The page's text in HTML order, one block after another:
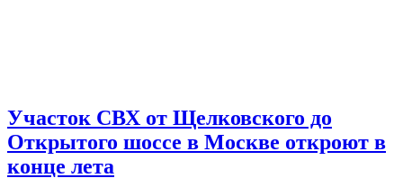
Участок СВХ от Щелковского до
Открытого шоссе в Москве откроют в
конце лета